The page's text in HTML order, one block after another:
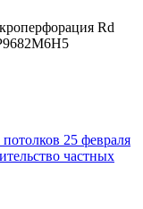
Rd
25 февраля
частных